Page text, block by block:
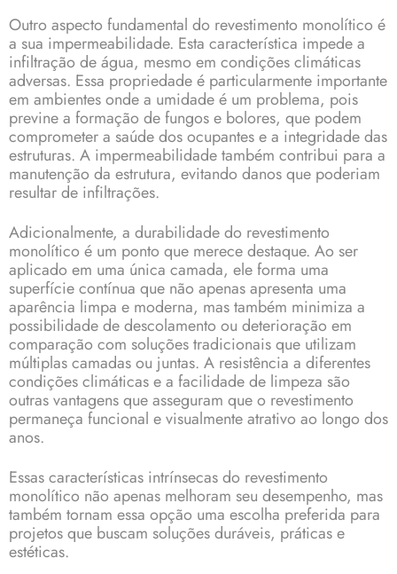
Outro aspecto fundamental do revestimento monolítico é
a sua impermeabilidade. Esta característica impede a
infiltração de água, mesmo em condições climáticas
adversas. Essa propriedade é particularmente importante
em ambientes onde a umidade é um problema, pois
previne a formação de fungos e bolores, que podem
comprometer a saúde dos ocupantes e a integridade das
estruturas. A impermeabilidade também contribui para a
manutenção da estrutura, evitando danos que poderiam
resultar de infiltrações.
Adicionalmente, a durabilidade do revestimento
monolítico é um ponto que merece destaque. Ao ser
aplicado em uma única camada, ele forma uma
superfície contínua que não apenas apresenta uma
aparência limpa e moderna, mas também minimiza a
possibilidade de descolamento ou deterioração em
comparação com soluções tradicionais que utilizam
múltiplas camadas ou juntas. A resistência a diferentes
condições climáticas e a facilidade de limpeza são
outras vantagens que asseguram que o revestimento
permaneça funcional e visualmente atrativo ao longo dos
anos.
Essas características intrínsecas do revestimento
monolítico não apenas melhoram seu desempenho, mas
também tornam essa opção uma escolha preferida para
projetos que buscam soluções duráveis, práticas e
estéticas.